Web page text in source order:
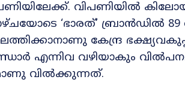
വിപണിയിൽ
‘ഭാരത്’ ബ്രാൻഡിൽ 89
കേന്ദ്ര
എന്നിവ വഴിയാകും
വിൽക്കുന്നത്.